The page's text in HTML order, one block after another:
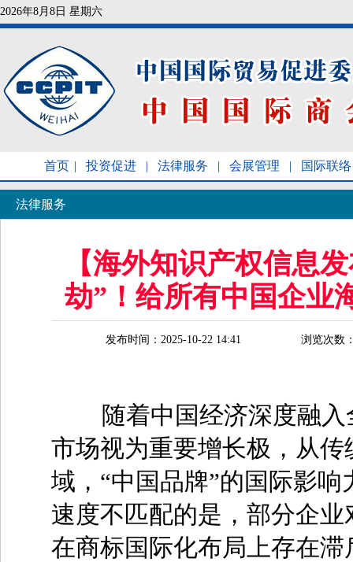
2026年8月8日 星期六
首页 | 投资促进 | 法律服务 | 会展管理 | 国际联络
法律服务
【海外知识产权信息
劫”！给所有中国企业
发布时间：2025-10-22 14:41 浏览次数
随着中国经济深度融入
市场视为重要增长极，从
域，“中国品牌”的国际影
速度不匹配的是，部分企
在商标国际化布局上存在